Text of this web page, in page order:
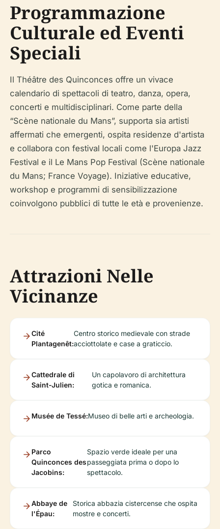
Programmazione
Culturale ed Eventi
Speciali
Il Théâtre des Quinconces offre un vivace
calendario di spettacoli di teatro, danza, opera,
concerti e multidisciplinari. Come parte della
“Scène nationale du Mans”, supporta sia artisti
affermati che emergenti, ospita residenze d'artista
e collabora con festival locali come l'Europa Jazz
Festival e il Le Mans Pop Festival (Scène nationale
du Mans; France Voyage). Iniziative educative,
workshop e programmi di sensibilizzazione
coinvolgono pubblici di tutte le età e provenienze.
Attrazioni Nelle
Vicinanze
Cité
Plantagenêt:
Centro storico medievale con strade
acciottolate e case a graticcio.
Cattedrale di
Saint-Julien:
Un capolavoro di architettura
gotica e romanica.
Musée de Tessé:Museo di belle arti e archeologia.
Parco
Quinconces des
Jacobins:
Spazio verde ideale per una
passeggiata prima o dopo lo
spettacolo.
Abbaye de
l'Épau:
Storica abbazia cistercense che ospita
mostre e concerti.